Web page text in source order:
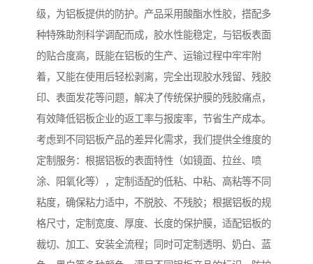
级，为铝板提供的防护。产品采用酸酯水性胶，搭配多
种特殊助剂科学调配而成，胶水性能稳定，与铝板表面
的贴合度高，既能在铝板的生产、运输过程中牢牢附
着，又能在使用后轻松剥离，完全出现胶水残留、残胶
印、表面发花等问题，解决了传统保护膜的残胶痛点，
有效降低铝板企业的返工率与报废率，节省生产成本。
考虑到不同铝板产品的差异化需求，我们提供全维度的
定制服务：根据铝板的表面特性（如镜面、拉丝、喷
涂、阳氧化等），定制适配的低粘、中粘、高粘等不同
粘度，确保粘力适中，不脱胶、不残胶；根据铝板的规
格尺寸，定制宽度、厚度、长度的保护膜，适配铝板的
裁切、加工、安装全流程；同时可定制透明、奶白、蓝